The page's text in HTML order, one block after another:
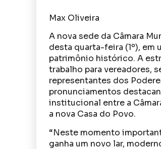
Max Oliveira
A nova sede da Câmara
desta quarta-feira (1º),
patrimônio histórico. A
trabalho para vereadores,
representantes dos
pronunciamentos
institucional entre a
a nova Casa do Povo.
“Neste momento
ganha um novo lar,